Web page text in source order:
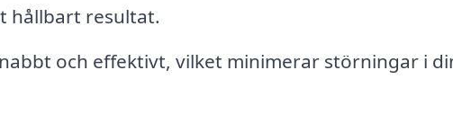
hållbart resultat.
och effektivt, vilket minimerar störningar i